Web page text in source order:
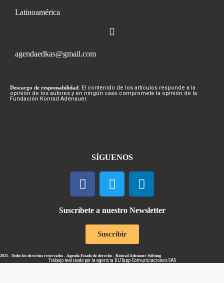
Latinoamérica
agendaedkas@gmail.com
Descargo de responsabilidad: El contenido de los artículos responde a la
opinión de los autores y en ningún caso compromete la opinión de la
Fundación Konrad Adenauer.
SÍGUENOS
Suscríbete a nuestro Newsletter
Suscribir
2021 - Todos los derechos reservados - Agenda Estado de derecho - Konrad Adenauer Stiftung
Trabajo realizado por la agencia DUTapp Comunicaciones SAS